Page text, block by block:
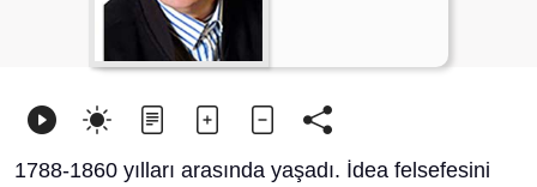
1788-1860 yılları arasında yaşadı. İdea felsefesini